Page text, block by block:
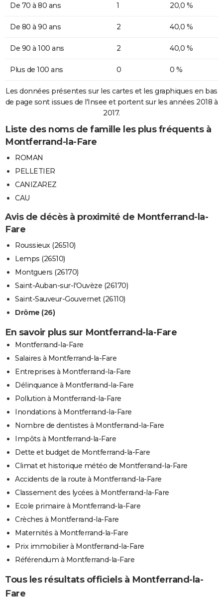
De 70 à 80 ans 1 20,0 %
De 80 à 90 ans 2 40,0 %
De 90 à 100 ans 2 40,0 %
Plus de 100 ans 0 0 %
Les données présentes sur les cartes et les graphiques en bas
de page sont issues de l'Insee et portent sur les années 2018 à
2017.
Liste des noms de famille les plus fréquents à
Montferrand-la-Fare
ROMAN
PELLETIER
CANIZAREZ
CAU
Avis de décès à proximité de Montferrand-la-
Fare
Roussieux (26510)
Lemps (26510)
Montguers (26170)
Saint-Auban-sur-l'Ouvèze (26170)
Saint-Sauveur-Gouvernet (26110)
Drôme (26)
En savoir plus sur Montferrand-la-Fare
Montferrand-la-Fare
Salaires à Montferrand-la-Fare
Entreprises à Montferrand-la-Fare
Délinquance à Montferrand-la-Fare
Pollution à Montferrand-la-Fare
Inondations à Montferrand-la-Fare
Nombre de dentistes à Montferrand-la-Fare
Impôts à Montferrand-la-Fare
Dette et budget de Montferrand-la-Fare
Climat et historique météo de Montferrand-la-Fare
Accidents de la route à Montferrand-la-Fare
Classement des lycées à Montferrand-la-Fare
Ecole primaire à Montferrand-la-Fare
Crèches à Montferrand-la-Fare
Maternités à Montferrand-la-Fare
Prix immobilier à Montferrand-la-Fare
Référendum à Montferrand-la-Fare
Tous les résultats officiels à Montferrand-la-
Fare